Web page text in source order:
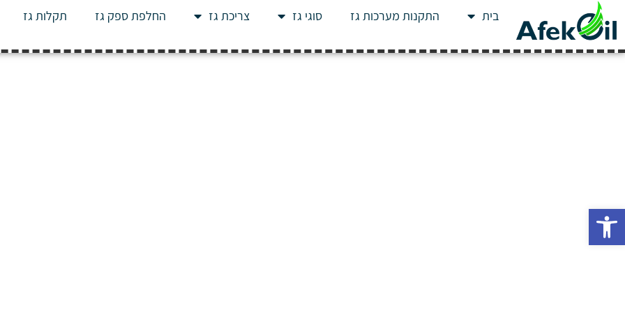
פתח סרגל נגישות
בית התקנות מערכות גז סוגי גז צריכת גז החלפת ספק גז תקלות גז